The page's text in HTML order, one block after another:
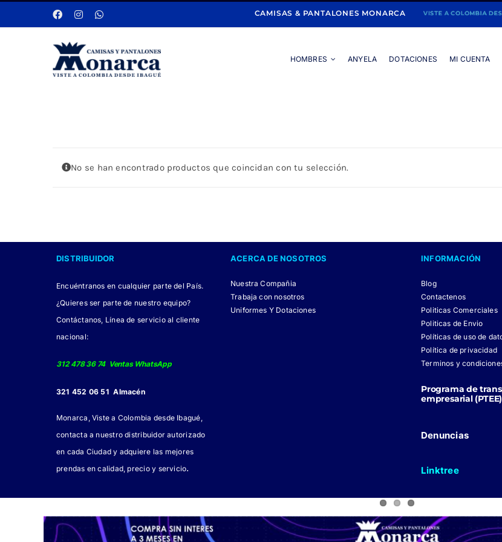
al
CAMISAS & PANTALONES MONARCA
HOMBRES ANYELA DOTACIONES MI CUENTA
No se han encontrado productos que coincidan con tu selección.
DISTRIBUIDOR
Encuéntranos en cualquier parte del País.
¿Quieres ser parte de nuestro equipo?
Contáctanos, Línea de servicio al cliente
nacional:
312 478 36 74 Ventas WhatsApp
321 452 06 51 Almacén
Monarca, Viste a Colombia desde Ibagué,
contacta a nuestro distribuidor autorizado
en cada Ciudad y adquiere las mejores
prendas en calidad, precio y servicio.
ACERCA DE NOSOTROS
Nuestra Compañia
Trabaja con nosotros
Uniformes Y Dotaciones
INFORMACIÓN
Blog
Contactenos
Politicas Comerciales
Politicas de Envio
Políticas de uso de
Política de privacidad
Terminos y
Programa de
empresarial (PTEE)
Denuncias
Linktree